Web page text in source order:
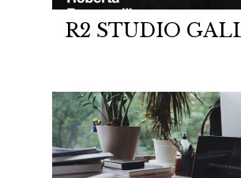
R2 STUDIO